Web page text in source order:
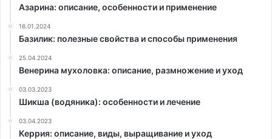
Азарина: описание, особенности и применение
16.01.2024
Базилик: полезные свойства и способы применения
25.04.2024
Венерина мухоловка: описание, размножение и уход
03.03.2023
Шикша (водяника): особенности и лечение
03.04.2023
Керрия: описание, виды, выращивание и уход